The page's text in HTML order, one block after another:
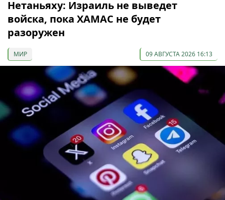
Нетаньяху: Израиль не выведет
войска, пока ХАМАС не будет
разоружен
МИР 09 АВГУСТА 2026 16:13